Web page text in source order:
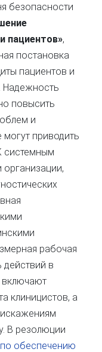
безопасности
пациентов»,
постановка
пациентов и
Надежность
повысить
и
приводить
системным
организации,
рабочая
действий в
включают
клиницистов, а
В резолюции
по обеспечению